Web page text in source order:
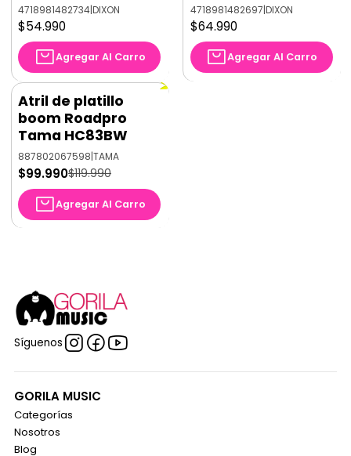
4718981482734|DIXON
$54.990
Agregar Al Carro
4718981482697|DIXON
$64.990
Agregar Al Carro
-17%OFF
Atril de platillo
boom Roadpro
Tama HC83BW
887802067598|TAMA
$99.990$119.990
Agregar Al Carro
Síguenos
GORILA MUSIC
Categorías
Nosotros
Blog